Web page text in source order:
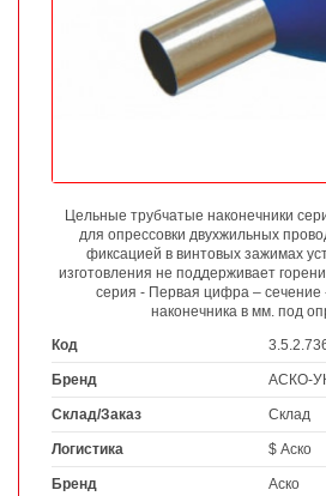
Цельные трубчатые наконечники
для опрессовки двухжильных
фиксацией в винтовых зажимах
изготовления не поддерживает
серия - Первая цифра – сечение
наконечника в мм. под
Код
Бренд АСКО-
Склад/Заказ Склад
Логистика $ Аско
Бренд Аско